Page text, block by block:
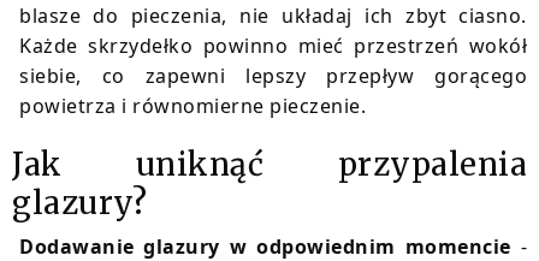
blasze do pieczenia, nie układaj ich zbyt ciasno.
Każde skrzydełko powinno mieć przestrzeń wokół
siebie, co zapewni lepszy przepływ gorącego
powietrza i równomierne pieczenie.
Jak uniknąć przypalenia
glazury?
Dodawanie glazury w odpowiednim momencie -